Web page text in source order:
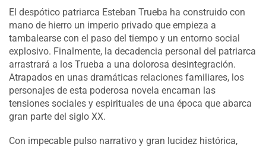
El despótico patriarca Esteban Trueba ha construido con
mano de hierro un imperio privado que empieza a
tambalearse con el paso del tiempo y un entorno social
explosivo. Finalmente, la decadencia personal del patriarca
arrastrará a los Trueba a una dolorosa desintegración.
Atrapados en unas dramáticas relaciones familiares, los
personajes de esta poderosa novela encarnan las
tensiones sociales y espirituales de una época que abarca
gran parte del siglo XX.
Con impecable pulso narrativo y gran lucidez histórica,